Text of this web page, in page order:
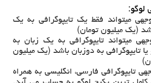
لوگو:
میتواند فقط یک تایپوگرافی به یک
(یک میلیون تومان)
میتواند تایپوگرافی به یک زبان به
تایپوگرافی به دوزبان باشد (یک میلیون
تایپوگرافی فارسی، انگلیسی به همراه